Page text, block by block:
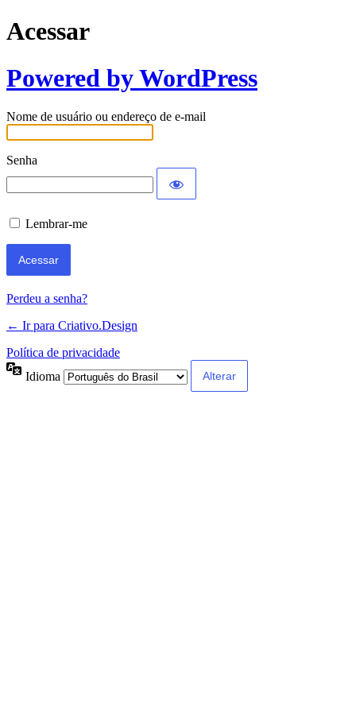
Acessar
Powered by WordPress
Nome de usuário ou endereço de e-mail
Senha
Lembrar-me
Perdeu a senha?
← Ir para Criativo.Design
Política de privacidade
Idioma